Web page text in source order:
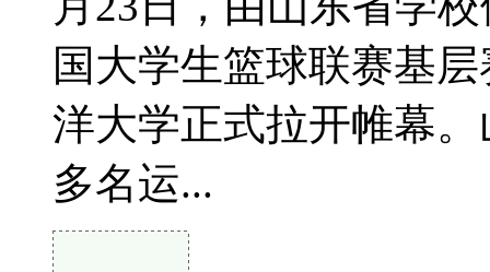
国大学生篮球联赛基
洋大学正式拉开帷幕
多名运...